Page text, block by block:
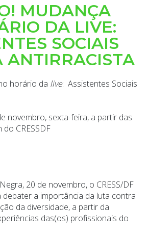
MUDANÇA
DA LIVE:
SOCIAIS
ANTIRRACISTA
horário da live: Assistentes Sociais
novembro, sexta-feira, a partir das
CRESSDF
20 de novembro, o CRESS/DF
debater a importância da luta contra
da diversidade, a partir da
das(os) profissionais do